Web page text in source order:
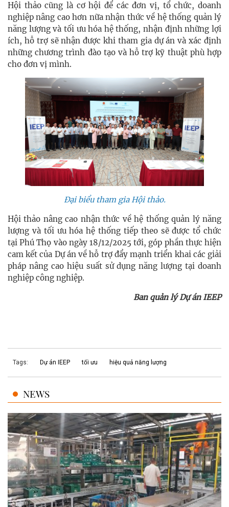
Hội thảo cũng là cơ hội để các đơn vị, tổ chức, doanh
nghiệp nâng cao hơn nữa nhận thức về hệ thống quản lý
năng lượng và tối ưu hóa hệ thống, nhận định những lợi
ích, hỗ trợ sẽ nhận được khi tham gia dự án và xác định
những chương trình đào tạo và hỗ trợ kỹ thuật phù hợp
cho đơn vị mình.
Đại biểu tham gia Hội thảo.
Hội thảo nâng cao nhận thức về hệ thống quản lý năng
lượng và tối ưu hóa hệ thống tiếp theo sẽ được tổ chức
tại Phú Thọ vào ngày 18/12/2025 tới, góp phần thực hiện
cam kết của Dự án về hỗ trợ đẩy mạnh triển khai các giải
pháp nâng cao hiệu suất sử dụng năng lượng tại doanh
nghiệp công nghiệp.
Ban quản lý Dự án IEEP
Tags: Dự án IEEP tối ưu hiệu quả năng lượng
NEWS